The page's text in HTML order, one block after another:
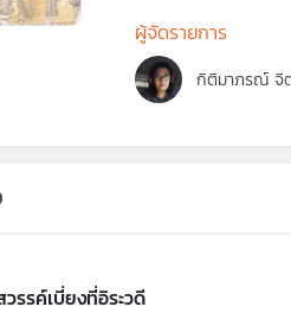
ผู้จัดรายการ
กิติมาภรณ์ จิ
วรรค์เบี่ยงที่อิระวดี